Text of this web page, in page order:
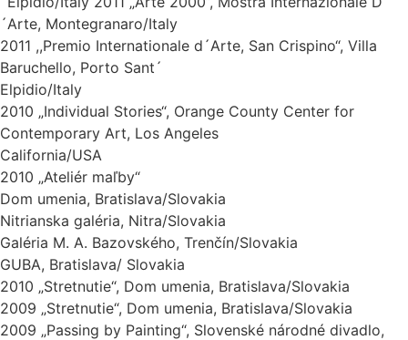
´Arte, Montegranaro/Italy
2011 ,,Premio Internationale d´Arte, San Crispino“, Villa
Baruchello, Porto Sant´
Elpidio/Italy
2010 „Individual Stories“, Orange County Center for
Contemporary Art, Los Angeles
California/USA
2010 „Ateliér maľby“
Dom umenia, Bratislava/Slovakia
Nitrianska galéria, Nitra/Slovakia
Galéria M. A. Bazovského, Trenčín/Slovakia
GUBA, Bratislava/ Slovakia
2010 „Stretnutie“, Dom umenia, Bratislava/Slovakia
2009 „Stretnutie“, Dom umenia, Bratislava/Slovakia
2009 „Passing by Painting“, Slovenské národné divadlo,